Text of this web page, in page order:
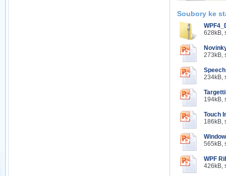
Soubory ke
628kB,
273kB,
234kB,
194kB,
Touch
186kB,
565kB,
WPF
426kB,